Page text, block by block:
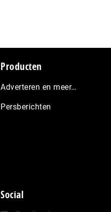
Producten
Adverteren en meer…
Persberichten
Social